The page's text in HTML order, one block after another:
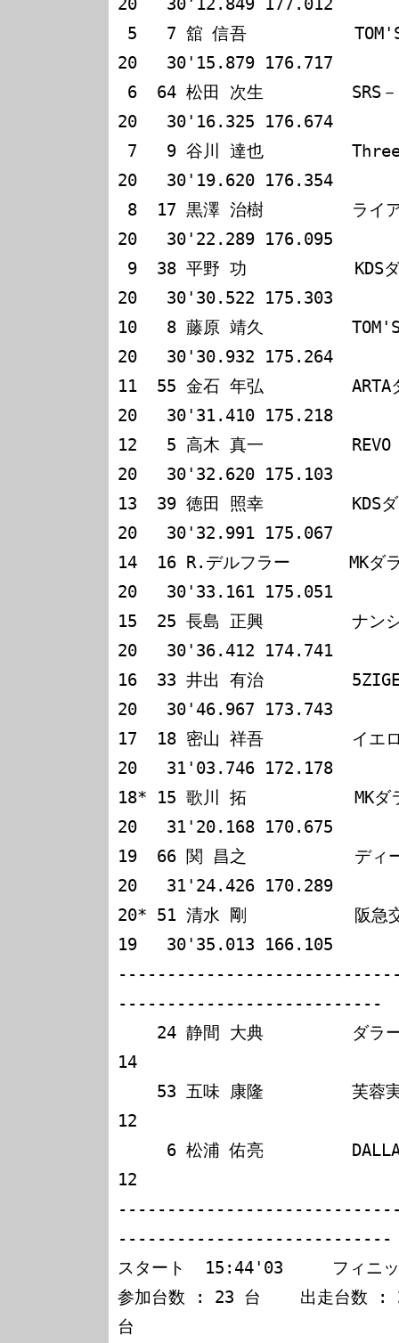
20   30'12.849 177.012
20   30'15.879 176.717
20   30'16.325 176.674
20   30'19.620 176.354
20   30'22.289 176.095
20   30'30.522 175.303
10   8 藤原 靖久         TOM'S
20   30'30.932 175.264
11  55 金石 年弘         ARTAダ
20   30'31.410 175.218
12   5 高木 真一         REVO
20   30'32.620 175.103
13  39 徳田 照幸         KDSダ
20   30'32.991 175.067
14  16 R.デルフラー      MKダ
20   30'33.161 175.051
15  25 長島 正興         ナンシ
20   30'36.412 174.741
16  33 井出 有治         5ZIGEN
20   30'46.967 173.743
17  18 密山 祥吾         イエロ
20   31'03.746 172.178
18* 15 歌川 拓           MKダ
20   31'20.168 170.675
19  66 関 昌之           ディープ
20   31'24.426 170.289
20* 51 清水 剛           阪急交
19   30'35.013 166.105
-----------------------------
---------------------------
14
12
12
----------------------------
スタート  15:44'03     フィニ
参加台数 : 23 台    出走台数
台